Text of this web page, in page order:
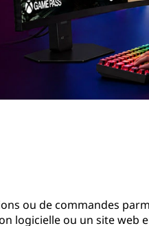
ou de commandes
logicielle ou un site web